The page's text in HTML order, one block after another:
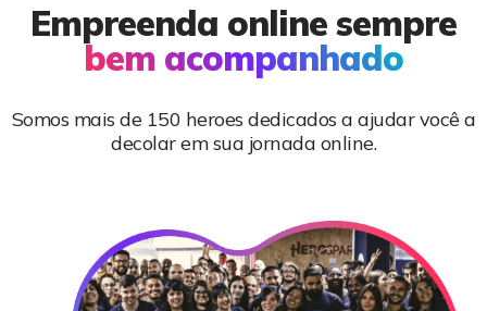
Empreenda online sempre
bem acompanhado
Somos mais de 150 heroes dedicados a ajudar você a
decolar em sua jornada online.